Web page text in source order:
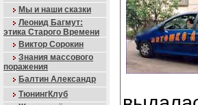
Мы и наши сказки
Леонид Багмут:
этика Старого Времени
Виктор Сорокин
Знания массового
поражения
Балтин Александр
ТюнингКлуб